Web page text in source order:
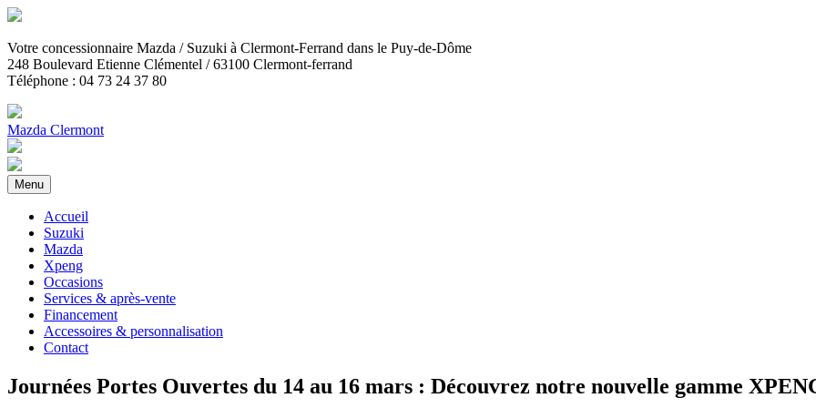
Votre concessionnaire Mazda / Suzuki à Clermont-Ferrand dans le Puy-de-Dôme
248 Boulevard Etienne Clémentel / 63100 Clermont-ferrand
Téléphone : 04 73 24 37 80
Mazda Clermont
Menu
Accueil
Suzuki
Mazda
Xpeng
Occasions
Services & après-vente
Financement
Accessoires & personnalisation
Contact
Journées Portes Ouvertes du 14 au 16 mars : Découvrez notre nouvelle gamme